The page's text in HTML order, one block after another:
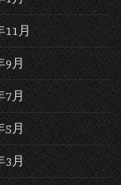
11月
9月
7月
5月
3月